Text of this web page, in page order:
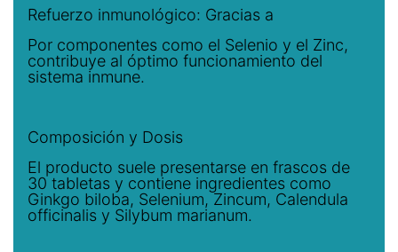
Refuerzo inmunológico: Gracias a
Por componentes como el Selenio y el Zinc,
contribuye al óptimo funcionamiento del
sistema inmune.
Composición y Dosis
El producto suele presentarse en frascos de
30 tabletas y contiene ingredientes como
Ginkgo biloba, Selenium, Zincum, Calendula
officinalis y Silybum marianum.